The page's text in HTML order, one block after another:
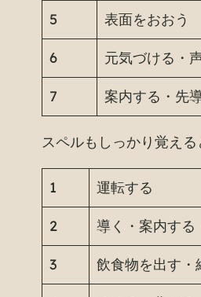
5 表面をおおう
6 元気づける・
7 案内する・先
スペルもしっかり覚える
1 運転する
2 導く・案内する
3 飲食物を出す・